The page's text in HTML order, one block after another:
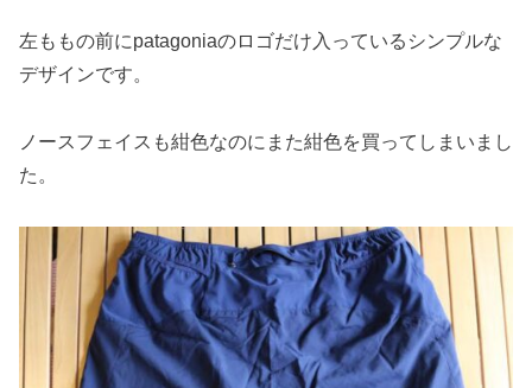
左ももの前にpatagoniaのロゴだけ入っているシンプルな
デザインです。
ノースフェイスも紺色なのにまた紺色を買ってしまいまし
た。